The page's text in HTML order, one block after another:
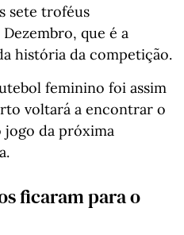
sete troféus
que é a
história da competição.
feminino foi assim
voltará a encontrar o
da próxima
ficaram para o